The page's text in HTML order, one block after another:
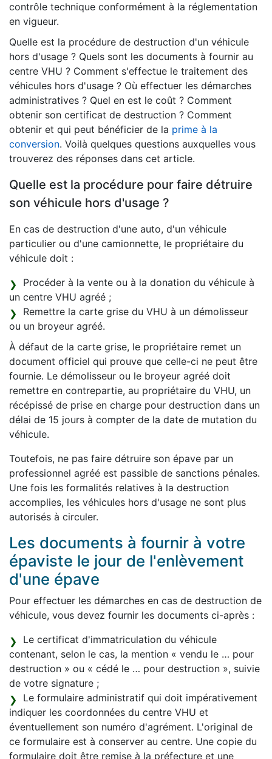
contrôle technique conformément à la réglementation
en vigueur.
Quelle est la procédure de destruction d'un véhicule
hors d'usage ? Quels sont les documents à fournir au
centre VHU ? Comment s'effectue le traitement des
véhicules hors d'usage ? Où effectuer les démarches
administratives ? Quel en est le coût ? Comment
obtenir son certificat de destruction ? Comment
obtenir et qui peut bénéficier de la prime à la
conversion. Voilà quelques questions auxquelles vous
trouverez des réponses dans cet article.
Quelle est la procédure pour faire détruire
son véhicule hors d'usage ?
En cas de destruction d'une auto, d'un véhicule
particulier ou d'une camionnette, le propriétaire du
véhicule doit :
Procéder à la vente ou à la donation du véhicule à
un centre VHU agréé ;
Remettre la carte grise du VHU à un démolisseur
ou un broyeur agréé.
À défaut de la carte grise, le propriétaire remet un
document officiel qui prouve que celle-ci ne peut être
fournie. Le démolisseur ou le broyeur agréé doit
remettre en contrepartie, au propriétaire du VHU, un
récépissé de prise en charge pour destruction dans un
délai de 15 jours à compter de la date de mutation du
véhicule.
Toutefois, ne pas faire détruire son épave par un
professionnel agréé est passible de sanctions pénales.
Une fois les formalités relatives à la destruction
accomplies, les véhicules hors d'usage ne sont plus
autorisés à circuler.
Les documents à fournir à votre
épaviste le jour de l'enlèvement
d'une épave
Pour effectuer les démarches en cas de destruction de
véhicule, vous devez fournir les documents ci-après :
Le certificat d'immatriculation du véhicule
contenant, selon le cas, la mention « vendu le … pour
destruction » ou « cédé le … pour destruction », suivie
de votre signature ;
Le formulaire administratif qui doit impérativement
indiquer les coordonnées du centre VHU et
éventuellement son numéro d'agrément. L'original de
ce formulaire est à conserver au centre. Une copie du
formulaire doit être remise à la préfecture et une